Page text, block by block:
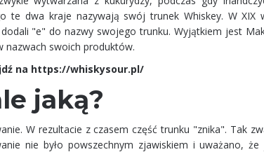
te dwa kraje nazywają swój trunek Whiskey. W XIX
"e" do nazwy swojego trunku. Wyjątkiem jest
nazwach swoich produktów.
na https://whiskysour.pl/
jaką?
W rezultacie z czasem część trunku "znika". Tak
nie było powszechnym zjawiskiem i uważano,